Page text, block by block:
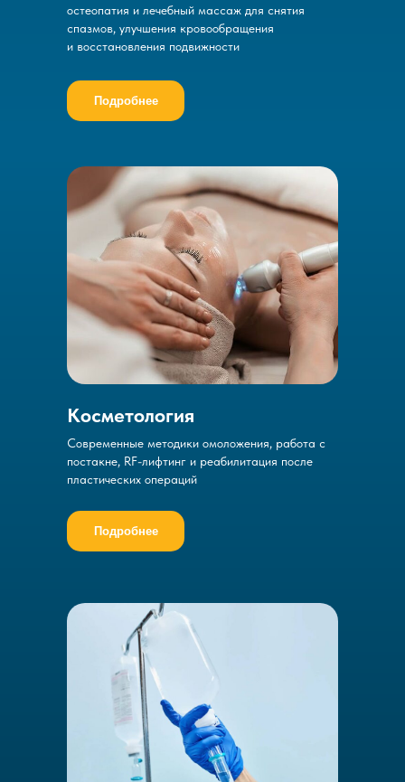
остеопатия и лечебный массаж для снятия
спазмов, улучшения кровообращения
и восстановления подвижности
Подробнее
Косметология
Современные методики омоложения, работа с
постакне, RF-лифтинг и реабилитация после
пластических операций
Подробнее